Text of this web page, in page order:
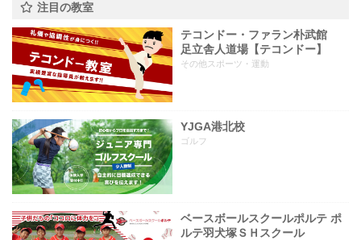
注目の教室
テコンドー・ファラン朴武館
足立舎人道場【テコンドー】
その他スポーツ・運動
YJGA港北校
ゴルフ
ベースボールスクールポルテ ポ
ルテ羽犬塚ＳＨスクール